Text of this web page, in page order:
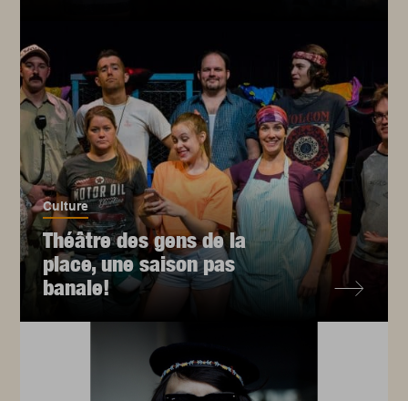
Culture
Théâtre des gens de la
place, une saison pas
banale!